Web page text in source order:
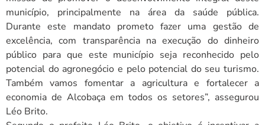
município, principalmente na área da saúde pública.
Durante este mandato prometo fazer uma gestão de
excelência, com transparência na execução do dinheiro
público para que este município seja reconhecido pelo
potencial do agronegócio e pelo potencial do seu turismo.
Também vamos fomentar a agricultura e fortalecer a
economia de Alcobaça em todos os setores”, assegurou
Léo Brito.